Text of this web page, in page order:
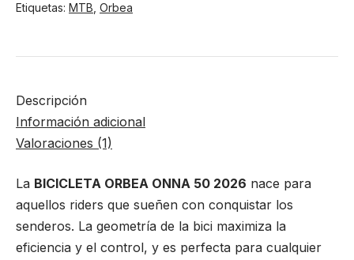
Etiquetas: MTB Orbea
Descripción
Información adicional
Valoraciones (1)
La BICICLETA ORBEA ONNA 50 2026 nace para
aquellos riders que sueñen con conquistar los
senderos. La geometría de la bici maximiza la
eficiencia y el control, y es perfecta para cualquier